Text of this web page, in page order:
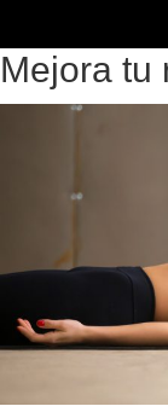
al
contenido
al
pie
Mejora tu